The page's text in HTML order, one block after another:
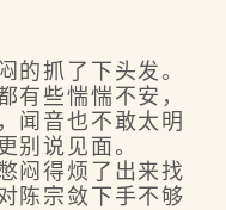
抓了下头发。
些惴惴不安，
闻音也不敢太明
别说见面。
得烦了出来找
陈宗敛下手不够